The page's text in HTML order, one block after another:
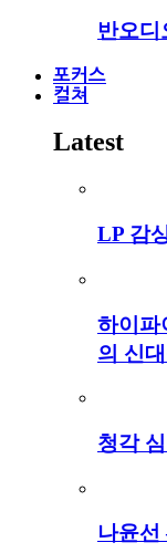
반오디
포커스
컬쳐
Latest
LP 감
하이파
의 신
청각
나윤선